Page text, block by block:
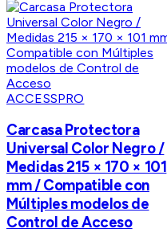
ACCESSPRO
Carcasa Protectora
Universal Color Negro /
Medidas 215 × 170 × 101
mm / Compatible con
Múltiples modelos de
Control de Acceso